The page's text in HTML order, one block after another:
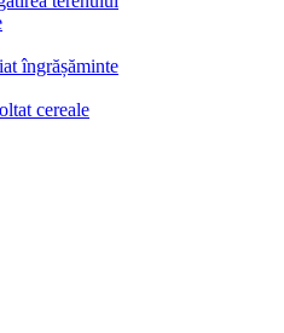
îngrășăminte
cereale